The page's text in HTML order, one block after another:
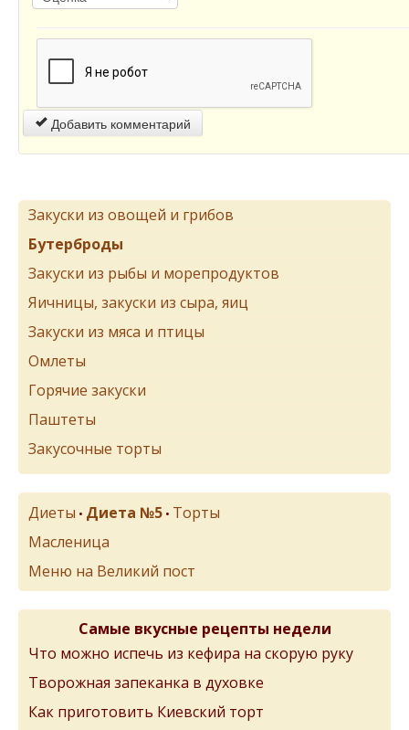
Добавить комментарий
Закуски из овощей и грибов
Бутерброды
Закуски из рыбы и морепродуктов
Яичницы, закуски из сыра, яиц
Закуски из мяса и птицы
Омлеты
Горячие закуски
Паштеты
Закусочные торты
Диеты • Диета №5 • Торты
Масленица
Меню на Великий пост
Самые вкусные рецепты недели
Что можно испечь из кефира на скорую руку
Творожная запеканка в духовке
Как приготовить Киевский торт